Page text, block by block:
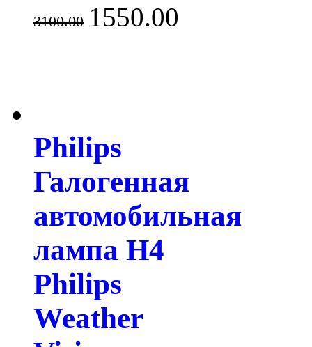
3100.00 1550.00
Philips
Галогенная
автомобильная
лампа H4
Philips
Weather